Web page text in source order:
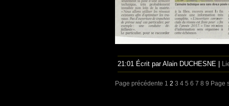
21:01 Écrit par Alain DUCHESNE |
Page précédente 1 2 3 4 5 6 7 8 9 Page